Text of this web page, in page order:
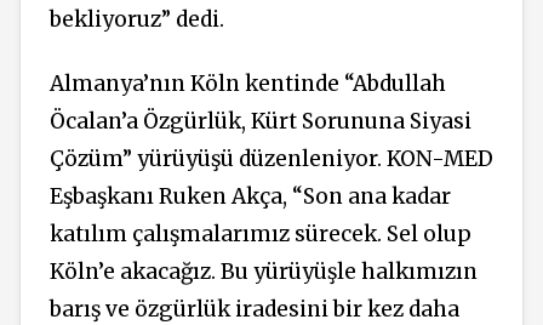
bekliyoruz” dedi.
Almanya’nın Köln kentinde “Abdullah
Öcalan’a Özgürlük, Kürt Sorununa Siyasi
Çözüm” yürüyüşü düzenleniyor. KON-MED
Eşbaşkanı Ruken Akça, “Son ana kadar
katılım çalışmalarımız sürecek. Sel olup
Köln’e akacağız. Bu yürüyüşle halkımızın
barış ve özgürlük iradesini bir kez daha